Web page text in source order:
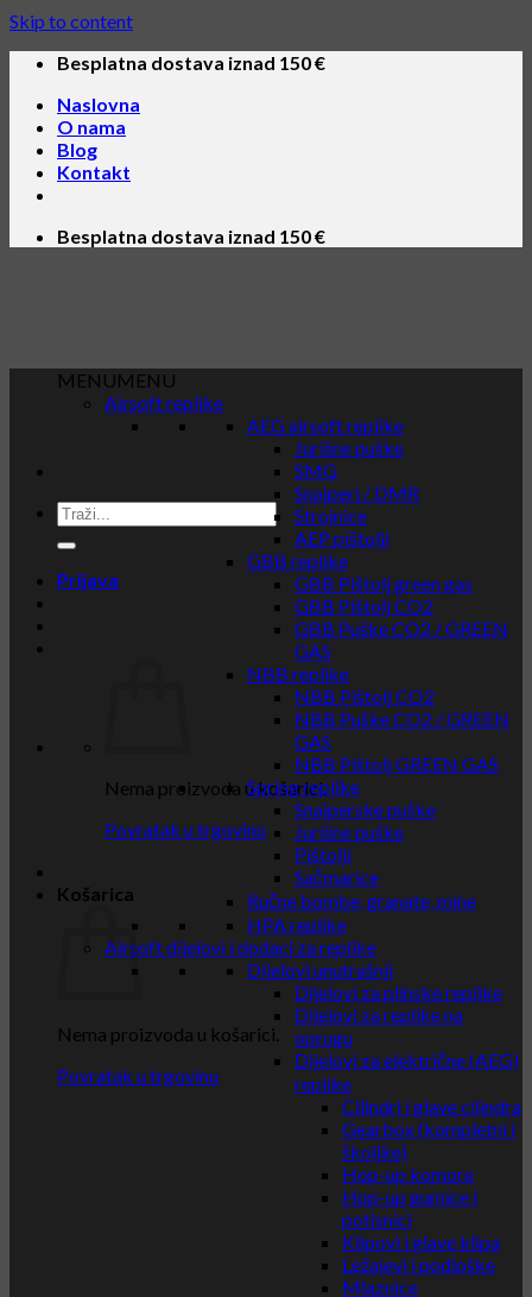
Skip to content
Besplatna dostava iznad 150 €
Naslovna
O nama
Blog
Kontakt
Besplatna dostava iznad 150 €
Prijava
Nema proizvoda u košarici.
Povratak u trgovinu
Košarica
Nema proizvoda u košarici.
Povratak u trgovinu
MENUMENU
Airsoft replike
AEG airsoft replike
Jurišne puške
SMG
Snajperi / DMR
Strojnice
AEP pištolji
GBB replike
GBB Pištolj green gas
GBB Pištolj CO2
GBB Puške CO2 / GREEN
GAS
NBB replike
NBB Pištolj CO2
NBB Puške CO2 / GREEN
GAS
NBB Pištolj GREEN GAS
Spring replike
Snajperske puške
Jurišne puške
Pištolji
Sačmarice
Ručne bombe, granate, mine
HPA replike
Airsoft dijelovi i dodaci za replike
Dijelovi unutrašnji
Dijelovi za plinske replike
Dijelovi za replike na
oprugu
Dijelovi za električne (AEG)
replike
Cilindri i glave cilindra
Gearbox (kompletni i
školjke)
Hop-up komore
Hop-up gumice i
potisnici
Klipovi i glave klipa
Ležajevi i podloške
Mlaznice